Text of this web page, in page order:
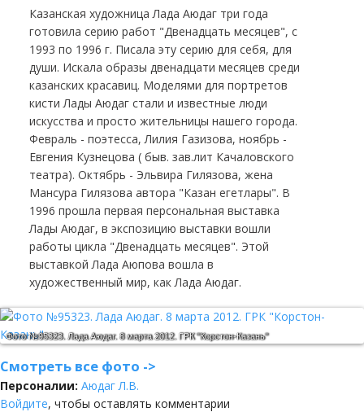
Казанская художница Лада Аюдаг три года
готовила серию работ "Двенадцать месяцев", с
1993 по 1996 г. Писала эту серию для себя, для
души. Искала образы двенадцати месяцев среди
казанских красавиц. Моделями для портретов
кисти Лады Аюдаг стали и известные люди
искусства и просто жительницы нашего города.
Февраль - поэтесса, Лилия Газизова, ноябрь -
Евгения Кузнецова ( быв. зав.лит Качаловского
театра). Октябрь - Эльвира Гилязова, жена
Мансура Гилязова автора "Казан егетлары". В
1996 прошла первая персональная выставка
Лады Аюдаг, в экспозицию выставки вошли
работы цикла "Двенадцать месяцев". Этой
выставкой Лада Аюпова вошла в
художественный мир, как Лада Аюдаг.
Фото №95323.Лада Аюдаг. 8 марта 2012. ГРК "Корстон-Казань"
Смотреть все фото ->
Персоналии: Аюдаг Л.В.
Войдите, чтобы оставлять комментарии